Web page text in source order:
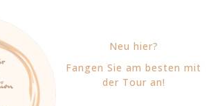
Neu hier?
Fangen Sie am besten mit
der Tour an!